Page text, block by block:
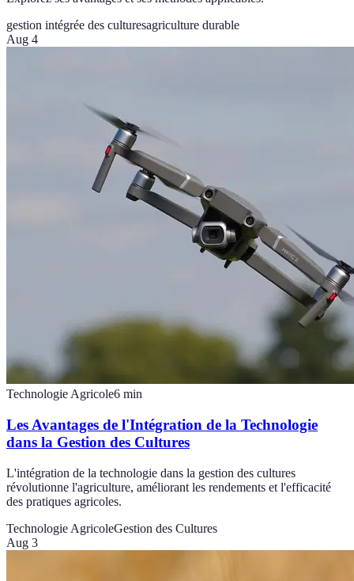
gestion intégrée des culturesagriculture durable
Aug 4
Technologie Agricole6 min
Les Avantages de l'Intégration de la Technologie
dans la Gestion des Cultures
L'intégration de la technologie dans la gestion des cultures
révolutionne l'agriculture, améliorant les rendements et l'efficacité
des pratiques agricoles.
Technologie AgricoleGestion des Cultures
Aug 3